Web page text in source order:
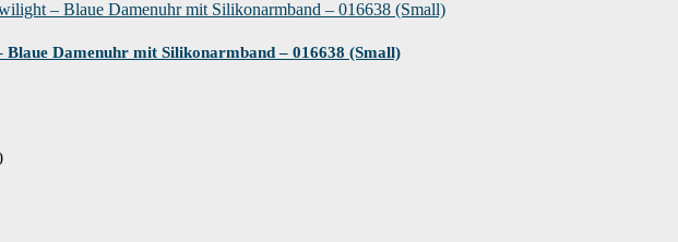
Damenuhr mit Silikonarmband – 016638 (Small)